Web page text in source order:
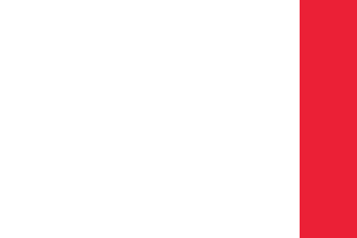
двух крайних играх
ссылку на облачное хранилище, на которое загружены